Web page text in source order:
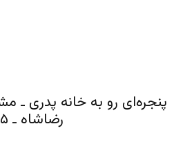
پنجره‌ای رو به خانه پدری ـ
رضاشاه ـ ۱۵ امرداد / ۶ آگوست